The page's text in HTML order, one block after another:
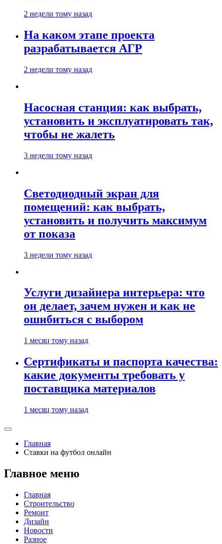
2 недели тому назад
На каком этапе проекта
разрабатывается АГР
2 недели тому назад
Насосная станция: как выбрать,
установить и эксплуатировать так,
чтобы не жалеть
3 недели тому назад
Светодиодный экран для
помещений: как выбрать,
установить и получить максимум
от показа
3 недели тому назад
Услуги дизайнера интерьера: что
он делает, зачем нужен и как не
ошибиться с выбором
1 месяц тому назад
Сертификаты и паспорта качества:
какие документы требовать у
поставщика материалов
1 месяц тому назад
Главная
Ставки на футбол онлайн
Главное меню
Главная
Строительство
Ремонт
Дизайн
Новости
Разное